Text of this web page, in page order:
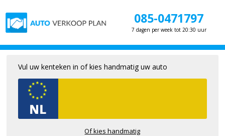
085-0471797
7 dagen per week tot 20:30 uur
Vul uw kenteken in of kies handmatig uw auto
Of kies handmatig